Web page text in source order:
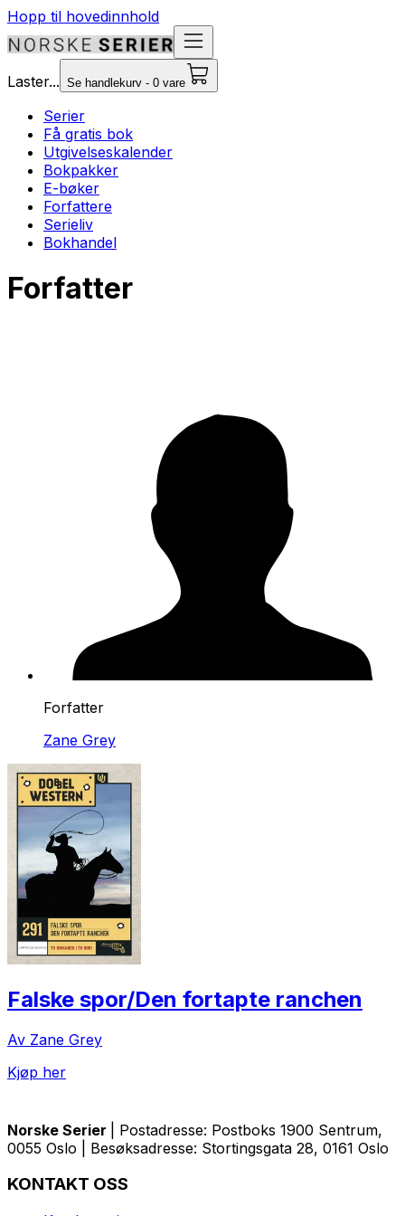
Hopp til hovedinnhold
Laster... Se handlekurv - 0 vare
Serier
Få gratis bok
Utgivelseskalender
Bokpakker
E-bøker
Forfattere
Serieliv
Bokhandel
Forfatter
Forfatter
Zane Grey
Falske spor/Den fortapte ranchen
Av Zane Grey
Kjøp her
Norske Serier
| Postadresse: Postboks 1900 Sentrum,
0055 Oslo | Besøksadresse: Stortingsgata 28, 0161 Oslo
KONTAKT OSS